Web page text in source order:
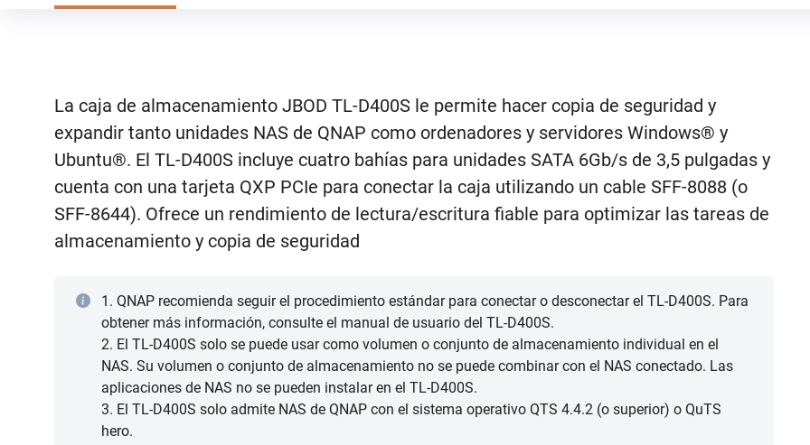
La caja de almacenamiento JBOD TL-D400S le permite hacer copia de seguridad y
expandir tanto unidades NAS de QNAP como ordenadores y servidores Windows® y
Ubuntu®. El TL-D400S incluye cuatro bahías para unidades SATA 6Gb/s de 3,5 pulgadas y
cuenta con una tarjeta QXP PCIe para conectar la caja utilizando un cable SFF-8088 (o
SFF-8644). Ofrece un rendimiento de lectura/escritura fiable para optimizar las tareas de
almacenamiento y copia de seguridad
1. QNAP recomienda seguir el procedimiento estándar para conectar o desconectar el TL-D400S. Para
obtener más información, consulte el manual de usuario del TL-D400S.
2. El TL-D400S solo se puede usar como volumen o conjunto de almacenamiento individual en el
NAS. Su volumen o conjunto de almacenamiento no se puede combinar con el NAS conectado. Las
aplicaciones de NAS no se pueden instalar en el TL-D400S.
3. El TL-D400S solo admite NAS de QNAP con el sistema operativo QTS 4.4.2 (o superior) o QuTS
hero.